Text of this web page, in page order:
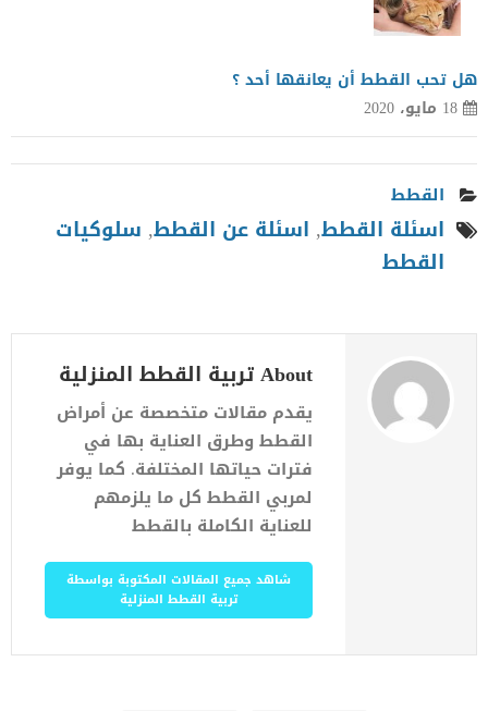
هل تحب القطط أن يعانقها أحد ؟
18 مايو، 2020
القطط
اسئلة القطط, اسئلة عن القطط, سلوكيات
القطط
About تربية القطط المنزلية
يقدم مقالات متخصصة عن أمراض
القطط وطرق العناية بها في
فترات حياتها المختلفة. كما يوفر
لمربي القطط كل ما يلزمهم
للعناية الكاملة بالقطط
شاهد جميع المقالات المكتوبة بواسطة
تربية القطط المنزلية